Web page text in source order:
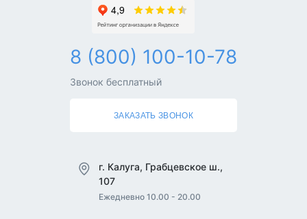
8 (800) 100-10-78
Звонок бесплатный
ЗАКАЗАТЬ ЗВОНОК
г. Калуга, Грабцевское ш.,
107
Ежедневно 10.00 - 20.00